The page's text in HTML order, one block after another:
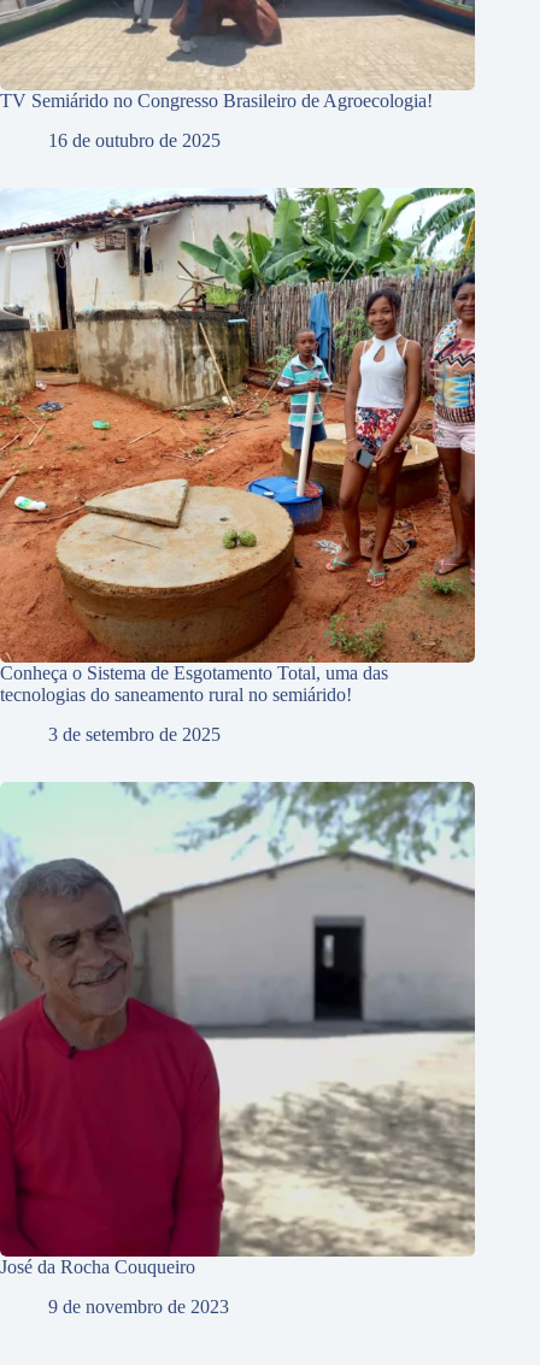
TV Semiárido no Congresso Brasileiro de Agroecologia!
16 de outubro de 2025
Conheça o Sistema de Esgotamento Total, uma das
tecnologias do saneamento rural no semiárido!
3 de setembro de 2025
José da Rocha Couqueiro
9 de novembro de 2023